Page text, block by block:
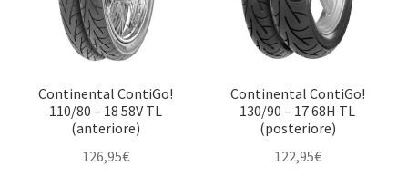
Continental ContiGo!
110/80 – 18 58V TL
(anteriore)
126,95€
Continental ContiGo!
130/90 – 17 68H TL
(posteriore)
122,95€